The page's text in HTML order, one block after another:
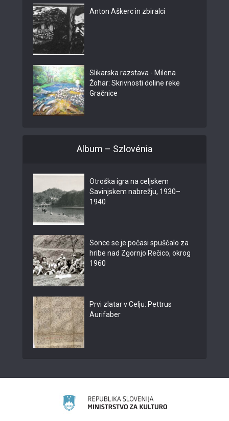
Anton Aškerc in zbiralci
Slikarska razstava - Milena
Žohar: Skrivnosti doline reke
Gračnice
Album – Szlovénia
Otroška igra na celjskem
Savinjskem nabrežju, 1930–
1940
Sonce se je počasi spuščalo za
hribe nad Zgornjo Rečico, okrog
1960
Prvi zlatar v Celju: Pettrus
Aurifaber